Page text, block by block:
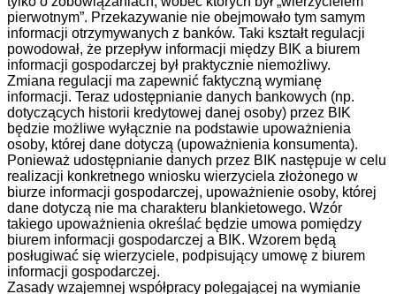
pierwotnym”. Przekazywanie nie obejmowało tym samym
informacji otrzymywanych z banków. Taki kształt regulacji
powodował, że przepływ informacji między BIK a biurem
informacji gospodarczej był praktycznie niemożliwy.
Zmiana regulacji ma zapewnić faktyczną wymianę
informacji. Teraz udostępnianie danych bankowych (np.
dotyczących historii kredytowej danej osoby) przez BIK
będzie możliwe wyłącznie na podstawie upoważnienia
osoby, której dane dotyczą (upoważnienia konsumenta).
Ponieważ udostępnianie danych przez BIK następuje w celu
realizacji konkretnego wniosku wierzyciela złożonego w
biurze informacji gospodarczej, upoważnienie osoby, której
dane dotyczą nie ma charakteru blankietowego. Wzór
takiego upoważnienia określać będzie umowa pomiędzy
biurem informacji gospodarczej a BIK. Wzorem będą
posługiwać się wierzyciele, podpisujący umowę z biurem
informacji gospodarczej.
Zasady wzajemnej współpracy polegającej na wymianie